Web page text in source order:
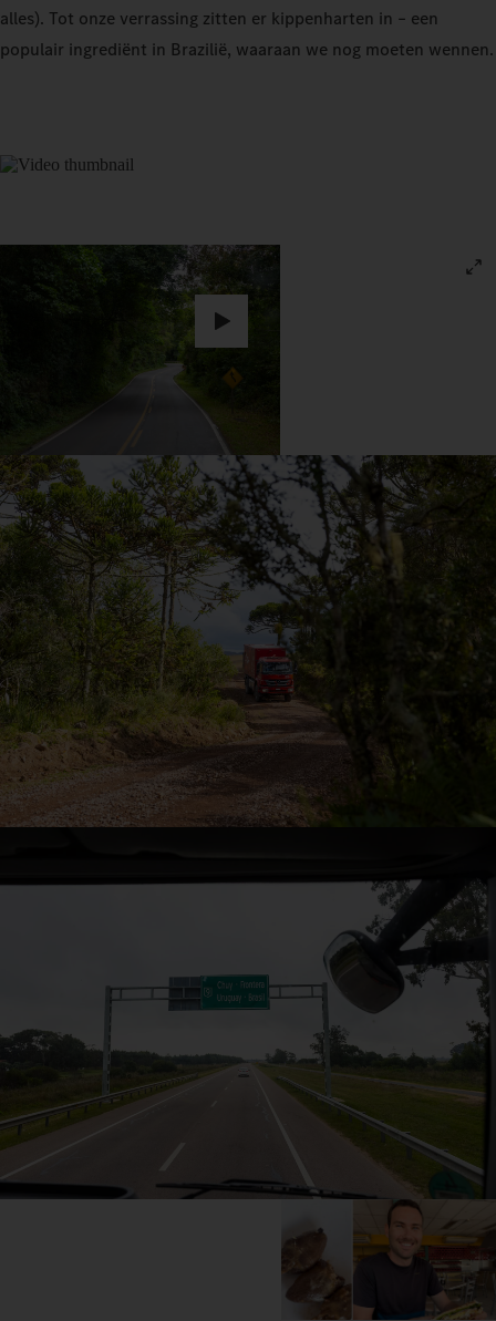
alles). Tot onze verrassing zitten er kippenharten in – een
populair ingrediënt in Brazilië, waaraan we nog moeten wennen.